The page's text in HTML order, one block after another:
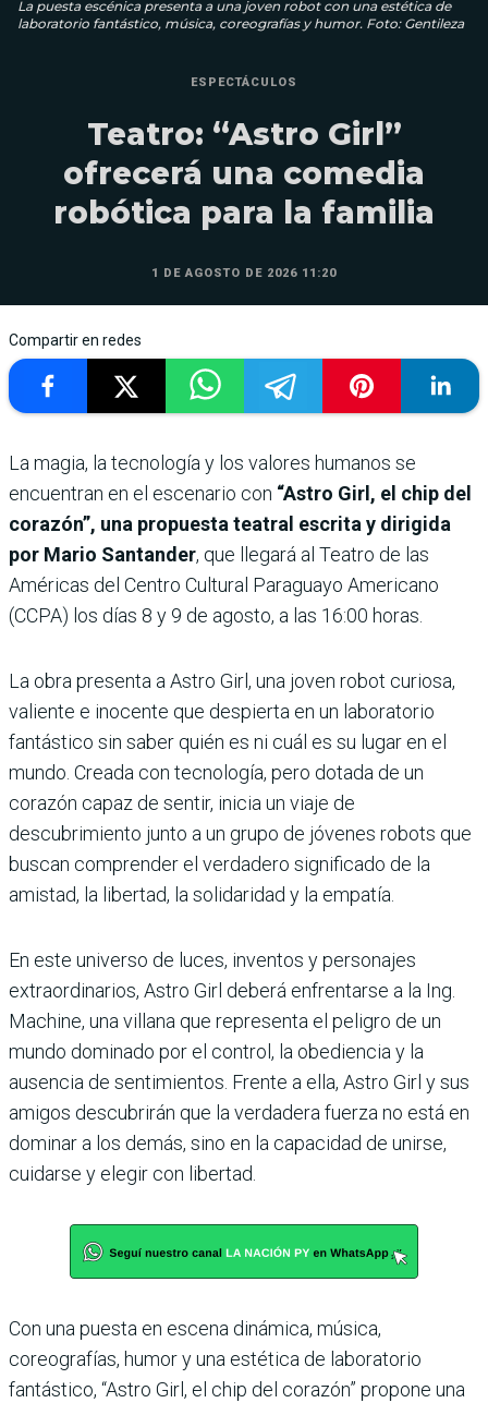
La puesta escénica presenta a una joven robot con una estética de
laboratorio fantástico, música, coreografías y humor. Foto: Gentileza
ESPECTÁCULOS
Teatro: “Astro Girl”
ofrecerá una comedia
robótica para la familia
1 DE AGOSTO DE 2026 11:20
Compartir en redes
La magia, la tecnología y los valores humanos se
encuentran en el escenario con “Astro Girl, el chip del
corazón”, una propuesta teatral escrita y dirigida
por Mario Santander, que llegará al Teatro de las
Américas del Centro Cultural Paraguayo Americano
(CCPA) los días 8 y 9 de agosto, a las 16:00 horas.
La obra presenta a Astro Girl, una joven robot curiosa,
valiente e inocente que despierta en un laboratorio
fantástico sin saber quién es ni cuál es su lugar en el
mundo. Creada con tecnología, pero dotada de un
corazón capaz de sentir, inicia un viaje de
descubrimiento junto a un grupo de jóvenes robots que
buscan comprender el verdadero significado de la
amistad, la libertad, la solidaridad y la empatía.
En este universo de luces, inventos y personajes
extraordinarios, Astro Girl deberá enfrentarse a la Ing.
Machine, una villana que representa el peligro de un
mundo dominado por el control, la obediencia y la
ausencia de sentimientos. Frente a ella, Astro Girl y sus
amigos descubrirán que la verdadera fuerza no está en
dominar a los demás, sino en la capacidad de unirse,
cuidarse y elegir con libertad.
Con una puesta en escena dinámica, música,
coreografías, humor y una estética de laboratorio
fantástico, “Astro Girl, el chip del corazón” propone una